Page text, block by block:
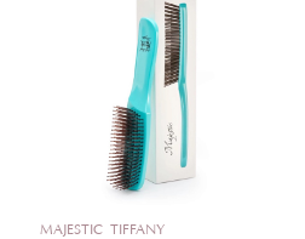
MAJESTIC TIFFANY